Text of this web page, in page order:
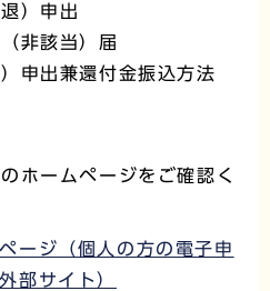
）申出
非該当）届
申出兼還付金振込方法
ホームページをご確認く
ージ（個人の方の電子申
部サイト）